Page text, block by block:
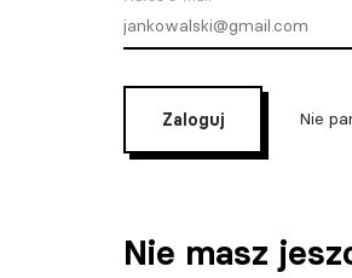
Zaloguj Nie
Nie masz